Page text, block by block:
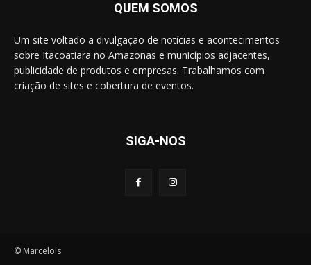
QUEM SOMOS
Um site voltado a divulgação de notícias e acontecimentos
sobre Itacoatiara no Amazonas e municípios adjacentes,
publicidade de produtos e empresas. Trabalhamos com
criação de sites e cobertura de eventos.
SIGA-NOS
© Marcelols